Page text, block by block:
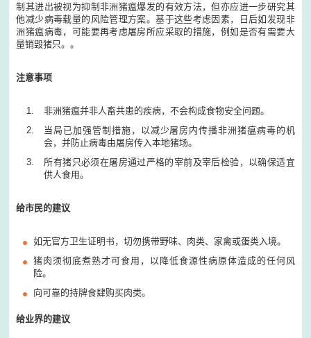
制其进出被视为抑制非洲猪瘟爆发的有效方法，但亦应进一步研究其
他减少病毒载量的风险管理方案。基于这些考虑因素，日后如发现非
洲猪瘟病毒，可能要再考虑屠房所应采取的措施，例如是否有需要大
量销毁猪只。。
注意事项
非洲猪瘟并非人畜共患的疾病，不会构成食物安全问题。
当局已加强管制措施，以减少屠房内传播非洲猪瘟病毒的机
会，并防止病毒由屠房传入本地猪场。
所有猪只必须在屠房通过严格的宰前及宰后检验，以确保适宜
供人食用。
给市民的建议
如无官方卫生证明书，切勿携带野味、肉类、家禽或蛋类入境。
猪肉须彻底煮熟才可食用，以降低食源性病原体造成的任何风
险。
向可靠的持牌食肆购买肉类。
给业界的建议